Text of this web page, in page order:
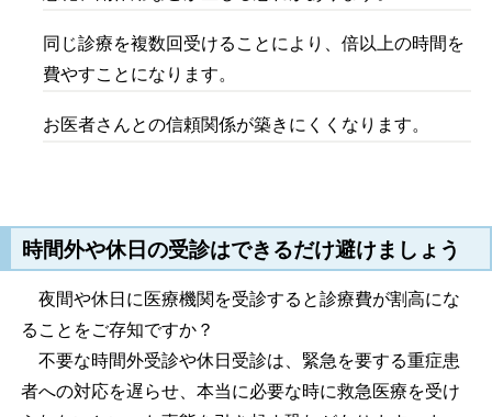
同じ診療を複数回受けることにより、倍以上の時間を
費やすことになります。
お医者さんとの信頼関係が築きにくくなります。
時間外や休日の受診はできるだけ避けましょう
夜間や休日に医療機関を受診すると診療費が割高にな
ることをご存知ですか？
不要な時間外受診や休日受診は、緊急を要する重症患
者への対応を遅らせ、本当に必要な時に救急医療を受け